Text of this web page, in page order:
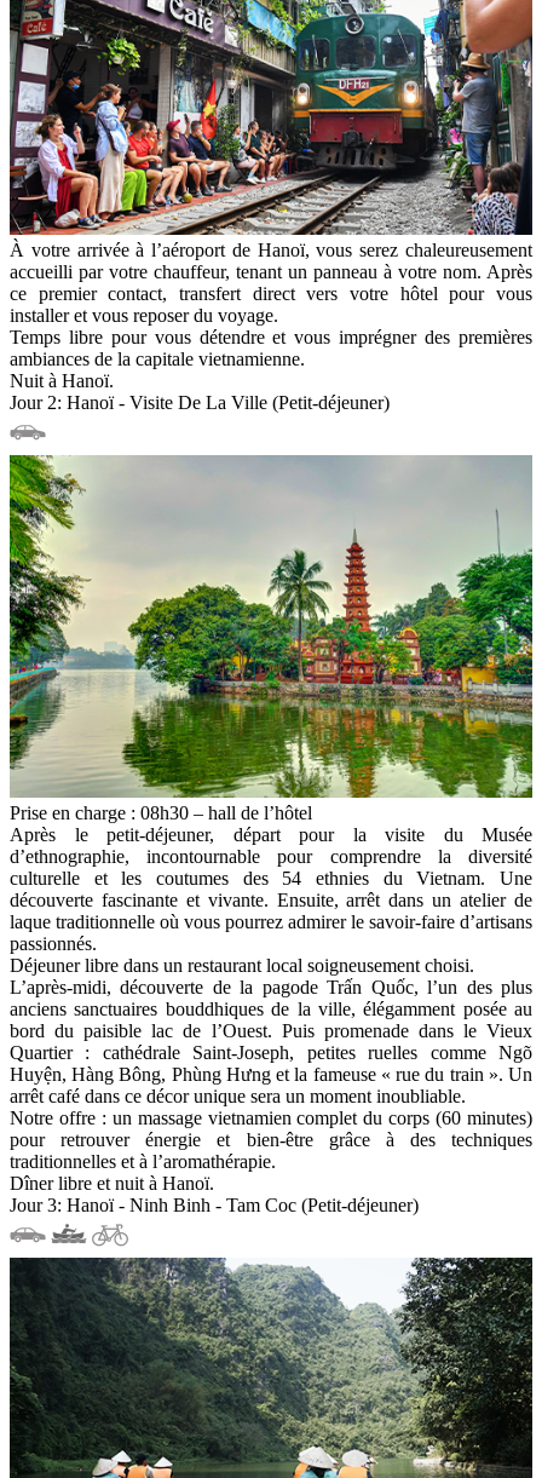
À votre arrivée à l’aéroport de Hanoï, vous serez chaleureusement
accueilli par votre chauffeur, tenant un panneau à votre nom. Après
ce premier contact, transfert direct vers votre hôtel pour vous
installer et vous reposer du voyage.
Temps libre pour vous détendre et vous imprégner des premières
ambiances de la capitale vietnamienne.
Nuit à Hanoï.
Jour 2: Hanoï - Visite De La Ville (Petit-déjeuner)
Prise en charge : 08h30 – hall de l’hôtel
Après le petit-déjeuner, départ pour la visite du Musée
d’ethnographie, incontournable pour comprendre la diversité
culturelle et les coutumes des 54 ethnies du Vietnam. Une
découverte fascinante et vivante. Ensuite, arrêt dans un atelier de
laque traditionnelle où vous pourrez admirer le savoir-faire d’artisans
passionnés.
Déjeuner libre dans un restaurant local soigneusement choisi.
L’après-midi, découverte de la pagode Trấn Quốc, l’un des plus
anciens sanctuaires bouddhiques de la ville, élégamment posée au
bord du paisible lac de l’Ouest. Puis promenade dans le Vieux
Quartier : cathédrale Saint-Joseph, petites ruelles comme Ngõ
Huyện, Hàng Bông, Phùng Hưng et la fameuse « rue du train ». Un
arrêt café dans ce décor unique sera un moment inoubliable.
Notre offre : un massage vietnamien complet du corps (60 minutes)
pour retrouver énergie et bien-être grâce à des techniques
traditionnelles et à l’aromathérapie.
Dîner libre et nuit à Hanoï.
Jour 3: Hanoï - Ninh Binh - Tam Coc (Petit-déjeuner)